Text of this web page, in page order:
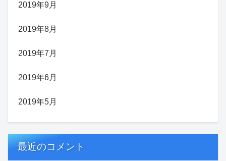
2019年9月
2019年8月
2019年7月
2019年6月
2019年5月
最近のコメント